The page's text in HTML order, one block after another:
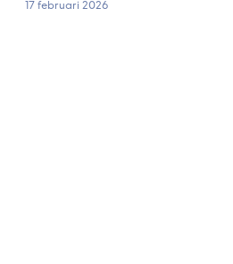
17 februari 2026